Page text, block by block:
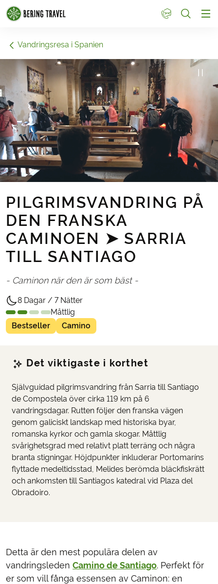
1
Vandringsresa i Spanien
PILGRIMSVANDRING PÅ
DEN FRANSKA
CAMINOEN ➤ SARRIA
TILL SANTIAGO
- Caminon när den är som bäst -
8 Dagar / 7 Nätter
Måttlig
Bestseller
Camino
Det viktigaste i korthet
Självguidad pilgrimsvandring från Sarria till Santiago
de Compostela över cirka 119 km på 6
vandringsdagar. Rutten följer den franska vägen
genom galiciskt landskap med historiska byar,
romanska kyrkor och gamla skogar. Måttlig
svårighetsgrad med relativt platt terräng och några
branta stigningar. Höjdpunkter inkluderar Portomaríns
flyttade medeltidsstad, Melides berömda bläckfiskrätt
och ankomsten till Santiagos katedral vid Plaza del
Obradoiro.
Detta är den mest populära delen av
vandringsledenCamino de Santiago. Perfekt för
er som vill fånga essensen av Caminon: en